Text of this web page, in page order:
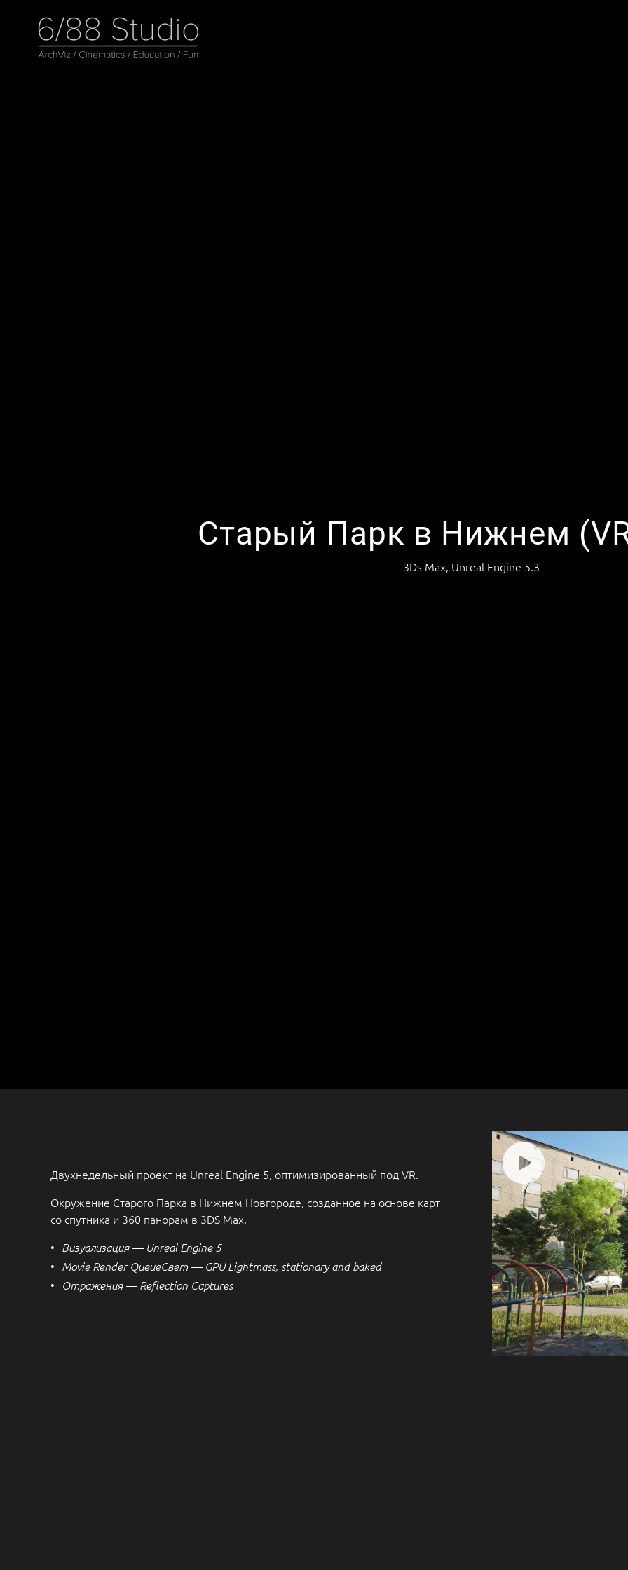
Старый Парк в Нижнем
3Ds Max, Unreal Engine 5.3
Двухнедельный проект на Unreal Engine 5, оптимизированный под VR.
Окружение Старого Парка в Нижнем Новгороде, созданное на основе карт
со спутника и 360 панорам в 3DS Max.
Визуализация — Unreal Engine 5
Movie Render QueueСвет — GPU Lightmass, stationary and baked
Отражения — Reflection Captures